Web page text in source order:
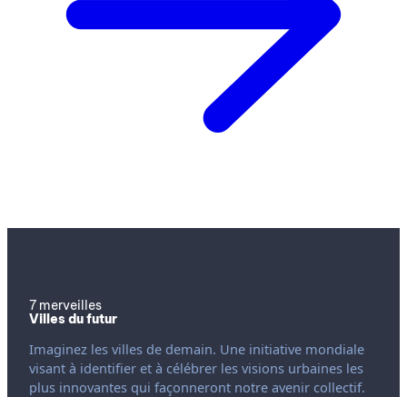
7 merveilles
Villes du futur
Imaginez les villes de demain. Une initiative mondiale
visant à identifier et à célébrer les visions urbaines les
plus innovantes qui façonneront notre avenir collectif.